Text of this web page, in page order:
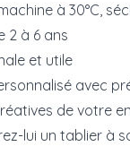
à 30°C,
2 à 6 ans
et utile
avec
de votre
lui un tablier à